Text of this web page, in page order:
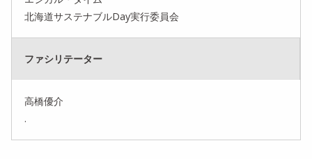
北海道サステナブルDay実行委員会
ファシリテーター
高橋優介
.